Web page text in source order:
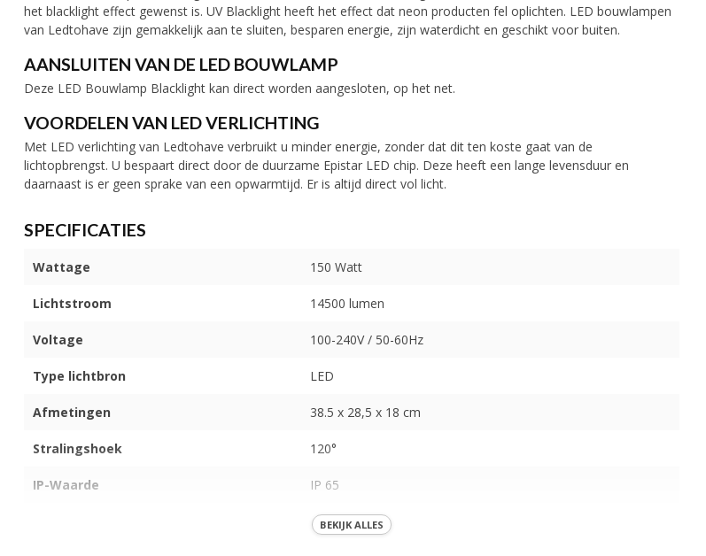
het blacklight effect gewenst is. UV Blacklight heeft het effect dat neon producten fel oplichten. LED bouwlampen
van Ledtohave zijn gemakkelijk aan te sluiten, besparen energie, zijn waterdicht en geschikt voor buiten.
AANSLUITEN VAN DE LED BOUWLAMP
Deze LED Bouwlamp Blacklight kan direct worden aangesloten, op het net.
VOORDELEN VAN LED VERLICHTING
Met LED verlichting van Ledtohave verbruikt u minder energie, zonder dat dit ten koste gaat van de
lichtopbrengst. U bespaart direct door de duurzame Epistar LED chip. Deze heeft een lange levensduur en
daarnaast is er geen sprake van een opwarmtijd. Er is altijd direct vol licht.
SPECIFICATIES
Wattage 150 Watt
Lichtstroom 14500 lumen
Voltage 100-240V / 50-60Hz
Type lichtbron LED
Afmetingen 38.5 x 28,5 x 18 cm
Stralingshoek 120°
IP-Waarde IP 65
Blacklight (365nm)
BEKIJK ALLES